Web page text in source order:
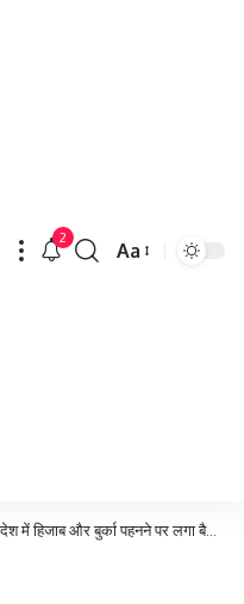
2
Font
Aa
बुर्का पहनने पर लगा बैन, संसद ने पारित किया विवादित कानून…